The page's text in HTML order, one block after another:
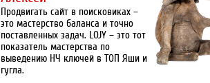
Продвигать сайт в поисковиках –
это мастерство баланса и точно
поставленных задач. LOJY – это тот
показатель мастерства по
выведению НЧ ключей в ТОП Яши и
гугла.